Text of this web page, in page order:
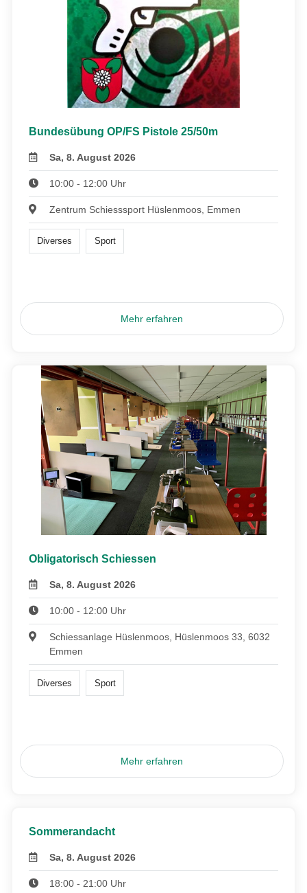
Bundesübung OP/FS Pistole 25/50m
Sa, 8. August 2026
10:00 - 12:00 Uhr
Zentrum Schiesssport Hüslenmoos, Emmen
Diverses Sport
Mehr erfahren
Obligatorisch Schiessen
Sa, 8. August 2026
10:00 - 12:00 Uhr
Schiessanlage Hüslenmoos, Hüslenmoos 33, 6032
Emmen
Diverses Sport
Mehr erfahren
Sommerandacht
Sa, 8. August 2026
18:00 - 21:00 Uhr